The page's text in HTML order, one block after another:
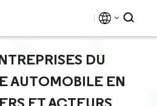
DU
AUTOMOBILE EN
ET ACTEURS